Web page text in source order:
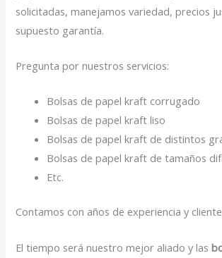
solicitadas, manejamos variedad, precios
supuesto garantía.
Pregunta por nuestros servicios:
Bolsas de papel kraft corrugado
Bolsas de papel kraft liso
Bolsas de papel kraft de distintos
Bolsas de papel kraft de tamaños
Etc.
Contamos con años de experiencia y
El tiempo será nuestro mejor aliado y las